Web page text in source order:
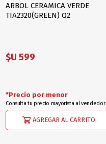
ARBOL CERAMICA VERDE
TIA2320(GREEN) Q2
$U 599
AGREGAR AL CARRITO
*Precio por menor
Consulta tu precio mayorista al vendedor